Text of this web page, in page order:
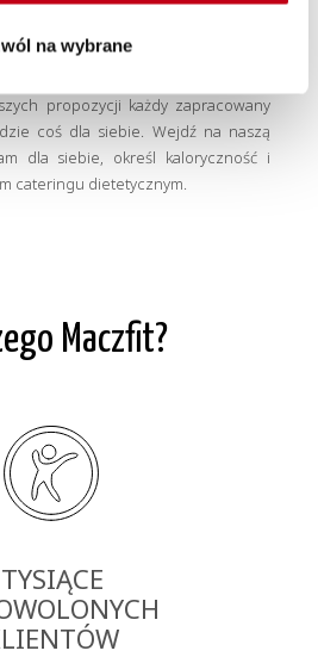
na wybrane
Mazowiecki to 12
propozycji każdy zapracowany
coś dla siebie. Wejdź na naszą
dla siebie, określ kaloryczność i
cateringu dietetycznym.
Maczfit?
TYSIĄCE